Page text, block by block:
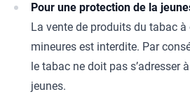
Pour une protection de la
La vente de produits du tabac à
mineures est interdite. Par
le tabac ne doit pas s’adresser
jeunes.